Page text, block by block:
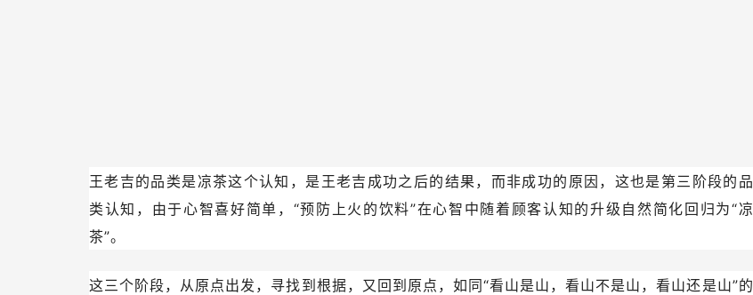
王老吉的品类是凉茶这个认知，是王老吉成功之后的结果，而非成功的原因，这也是第三阶段的品
类认知，由于心智喜好简单，“预防上火的饮料”在心智中随着顾客认知的升级自然简化回归为“凉
茶”。
这三个阶段，从原点出发，寻找到根据，又回到原点，如同“看山是山，看山不是山，看山还是山”的